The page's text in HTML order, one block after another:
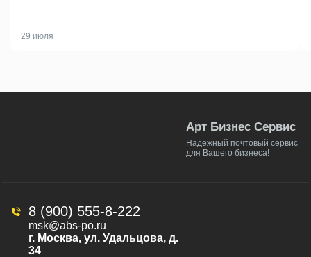
29 июля
Арт Бизнес Сервис
Надежный почтовый сервис
для Вашего бизнеса!
8 (900) 555-8-222
msk@abs-po.ru
г. Москва, ул. Удальцова, д.
34